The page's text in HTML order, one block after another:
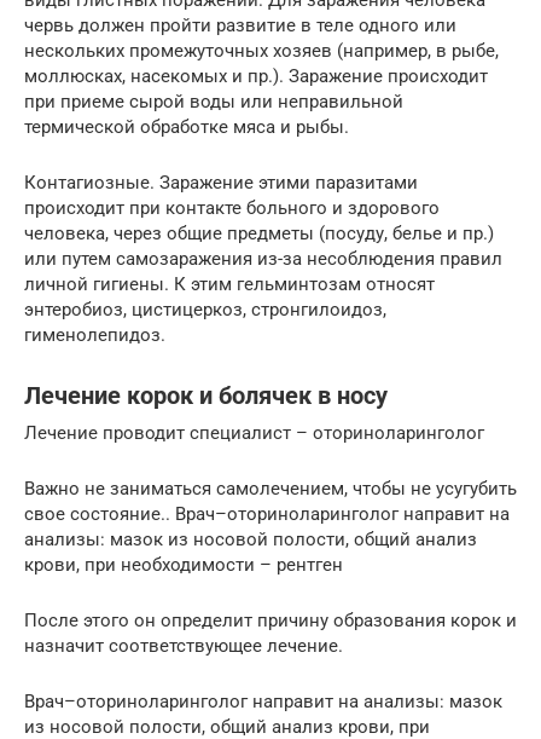
червь должен пройти развитие в теле одного или
нескольких промежуточных хозяев (например, в рыбе,
моллюсках, насекомых и пр.). Заражение происходит
при приеме сырой воды или неправильной
термической обработке мяса и рыбы.
Контагиозные. Заражение этими паразитами
происходит при контакте больного и здорового
человека, через общие предметы (посуду, белье и пр.)
или путем самозаражения из-за несоблюдения правил
личной гигиены. К этим гельминтозам относят
энтеробиоз, цистицеркоз, стронгилоидоз,
гименолепидоз.
Лечение корок и болячек в носу
Лечение проводит специалист – оториноларинголог
Важно не заниматься самолечением, чтобы не усугубить
свое состояние.. Врач–оториноларинголог направит на
анализы: мазок из носовой полости, общий анализ
крови, при необходимости – рентген
После этого он определит причину образования корок и
назначит соответствующее лечение.
Врач–оториноларинголог направит на анализы: мазок
из носовой полости, общий анализ крови, при